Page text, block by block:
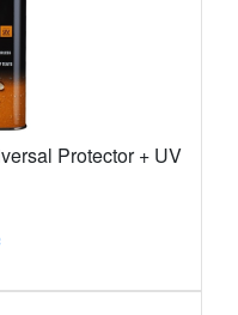
Protector + UV